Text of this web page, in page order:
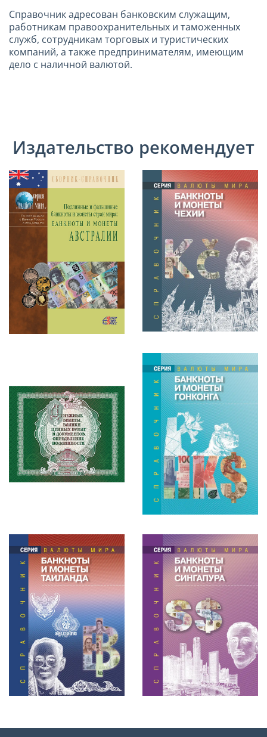
Справочник адресован банковским служащим,
работникам правоохранительных и таможенных
служб, сотрудникам торговых и туристических
компаний, а также предпринимателям, имеющим
дело с наличной валютой.
Издательство рекомендует